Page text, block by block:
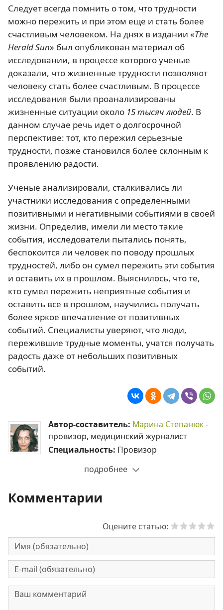
Следует всегда помнить о том, что трудности
можно пережить и при этом еще и стать более
счастливым человеком. На днях в издании «The
Herald Sun» был опубликован материал об
исследовании, в процессе которого ученые
доказали, что жизненные трудности позволяют
человеку стать более счастливым. В процессе
исследования были проанализированы
жизненные ситуации около 15 тысяч людей. В
данном случае речь идет о долгосрочной
перспективе: тот, кто пережил серьезные
трудности, позже становился более склонным к
проявлению радости.
Ученые анализировали, сталкивались ли
участники исследования с определенными
позитивными и негативными событиями в своей
жизни. Определив, имели ли место такие
события, исследователи пытались понять,
беспокоится ли человек по поводу прошлых
трудностей, либо он сумел пережить эти события
и оставить их в прошлом. Выяснилось, что те,
кто сумел пережить неприятные события и
оставить все в прошлом, научились получать
более яркое впечатление от позитивных
событий. Специалисты уверяют, что люди,
пережившие трудные моменты, учатся получать
радость даже от небольших позитивных
событий.
Автор-составитель: Марина Степанюк-
провизор, медицинский журналист
Специальность: Провизор
подробнее
Комментарии
Оцените статью: